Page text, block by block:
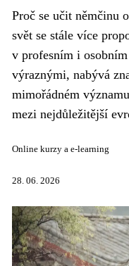
Proč se učit němčinu
svět se stále více
v profesním i
výraznými, nabývá
mimořádném
mezi nejdůležitější
Online kurzy a e-learning
28. 06. 2026